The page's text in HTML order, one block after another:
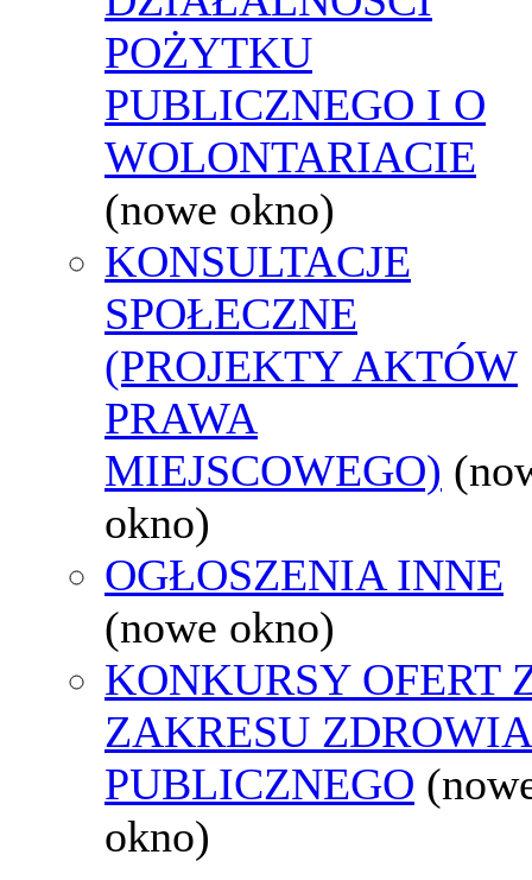
POŻYTKU
PUBLICZNEGO I O
WOLONTARIACIE
(nowe okno)
KONSULTACJE
SPOŁECZNE
(PROJEKTY AKTÓW
PRAWA
MIEJSCOWEGO)
okno)
OGŁOSZENIA INNE
(nowe okno)
KONKURSY OFERT
ZAKRESU ZDROWIA
PUBLICZNEGO
okno)